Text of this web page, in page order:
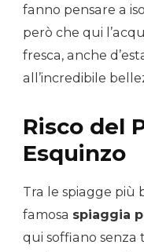
fanno pensare a
però che qui
fresca, anche
all’incredibile
Risco del
Esquinzo
Tra le spiagge più
famosa spiaggia
qui soffiano senza